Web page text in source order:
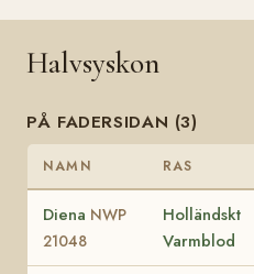
Halvsyskon
PÅ FADERSIDAN (3)
NAMN RAS
Diena NWP
21048
Holländskt
Varmblod